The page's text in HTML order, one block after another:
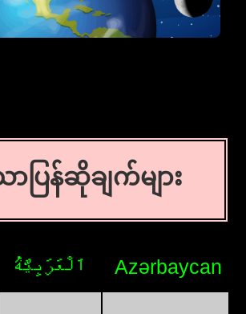
ပြန်ဆိုချက်များ
اَلْعَرَبِيَّةُ Azərbaycan